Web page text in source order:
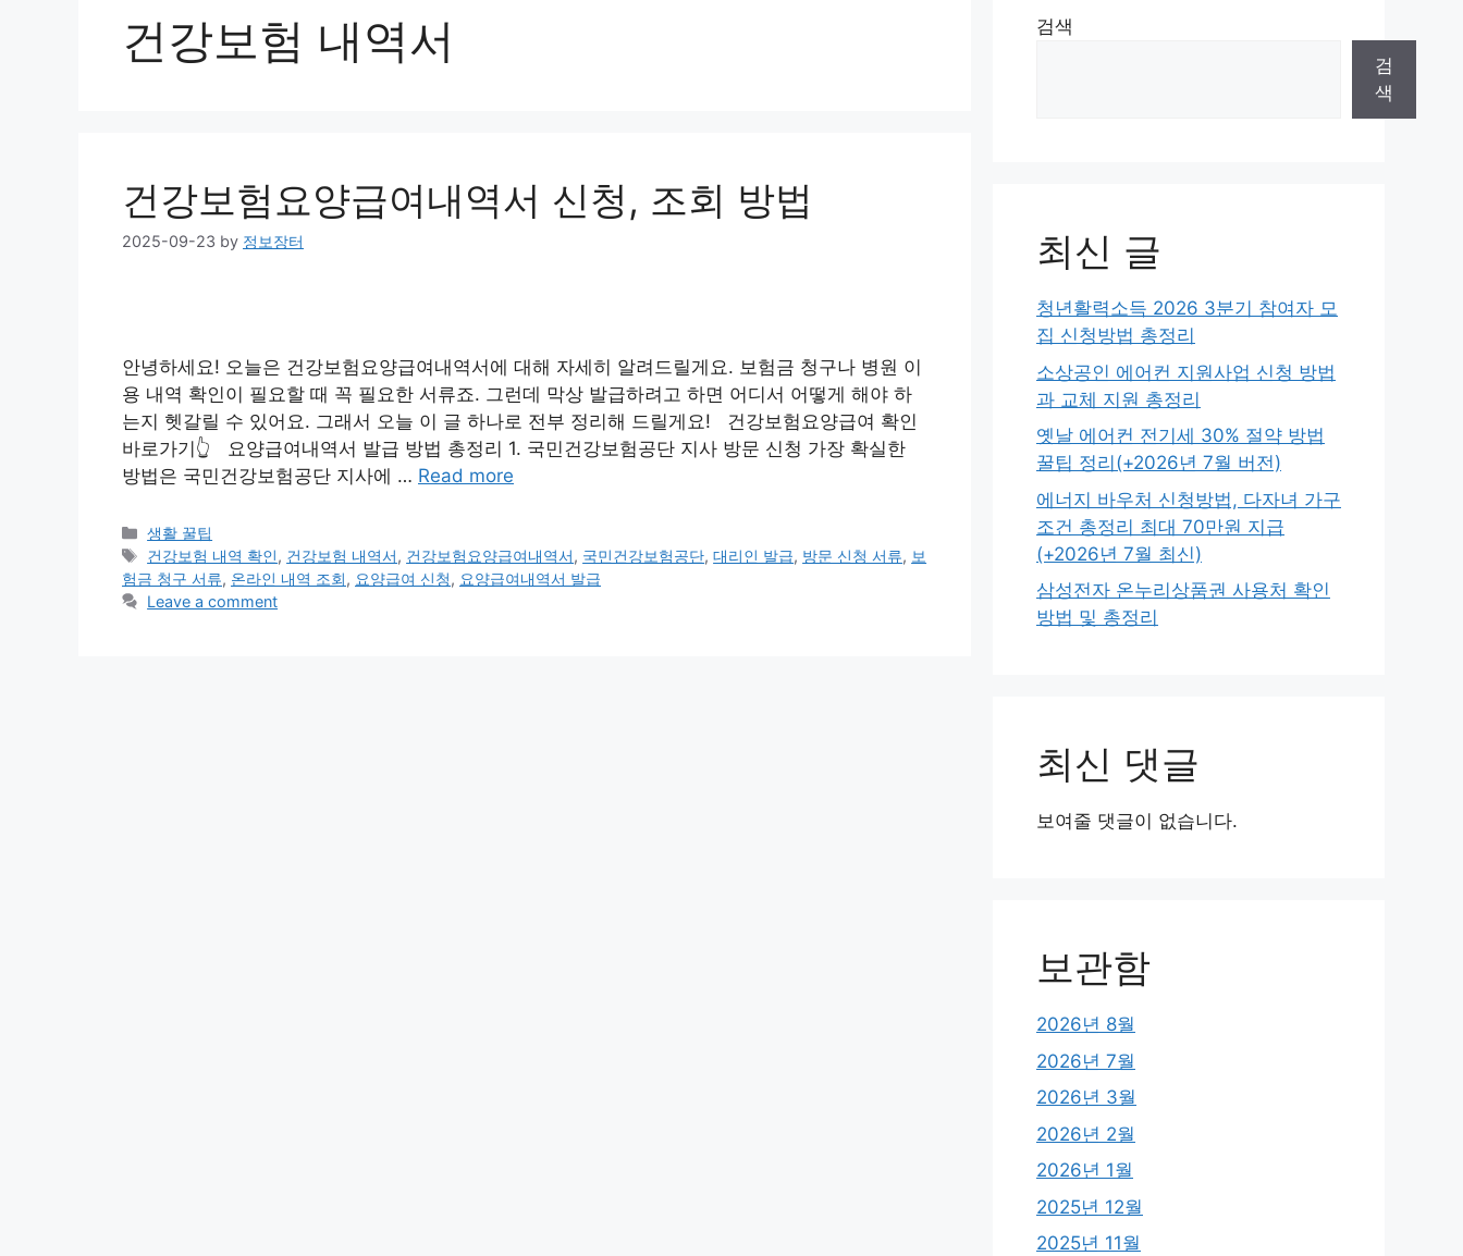
건강보험 내역서
건강보험요양급여내역서 신청, 조회 방법
2025-09-23 by 정보장터
안녕하세요! 오늘은 건강보험요양급여내역서에 대해 자세히 알려드릴게요. 보험금 청구나 병원 이
용 내역 확인이 필요할 때 꼭 필요한 서류죠. 그런데 막상 발급하려고 하면 어디서 어떻게 해야 하
는지 헷갈릴 수 있어요. 그래서 오늘 이 글 하나로 전부 정리해 드릴게요! 건강보험요양급여 확인
바로가기👆 요양급여내역서 발급 방법 총정리 1. 국민건강보험공단 지사 방문 신청 가장 확실한
방법은 국민건강보험공단 지사에 … Read more
Categories
생활 꿀팁
Tags
건강보험 내역 확인, 건강보험 내역서, 건강보험요양급여내역서, 국민건강보험공단,대리인 발급, 방문 신청 서류, 보
험금 청구 서류, 온라인 내역 조회, 요양급여 신청, 요양급여내역서 발급
Leave a comment
검색
검
색
최신 글
청년활력소득 2026 3분기 참여자 모
집 신청방법 총정리
소상공인 에어컨 지원사업 신청 방법
과 교체 지원 총정리
옛날 에어컨 전기세 30% 절약 방법
꿀팁 정리(+2026년 7월 버전)
에너지 바우처 신청방법, 다자녀 가구
조건 총정리 최대 70만원 지급
(+2026년 7월 최신)
삼성전자 온누리상품권 사용처 확인
방법 및 총정리
최신 댓글
보여줄 댓글이 없습니다.
보관함
2026년 8월
2026년 7월
2026년 3월
2026년 2월
2026년 1월
2025년 12월
2025년 11월